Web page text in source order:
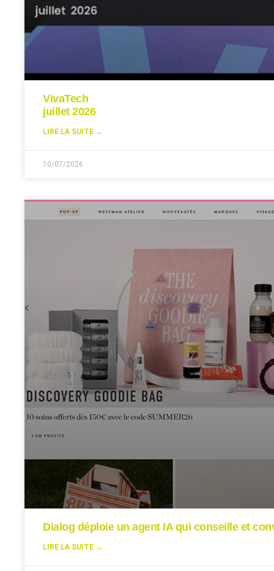
VivaTech
juillet 2026
LIRE LA SUITE →
10/07/2026
Dialog déploie un agent IA qui conseille et
LIRE LA SUITE →